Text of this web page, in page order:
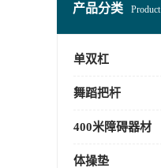
产品分类 Product
单双杠
舞蹈把杆
400米障碍器材
体操垫